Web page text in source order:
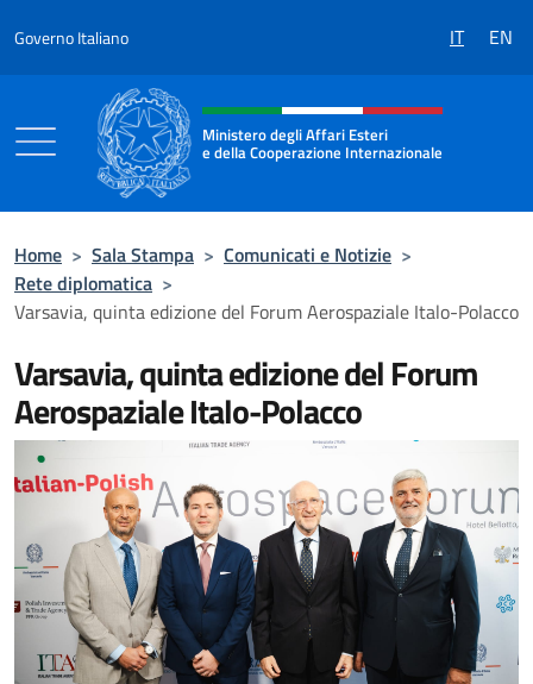
Governo Italiano IT EN
Intestazione sito, social e menù
Ministero degli Affari Esteri
e della Cooperazione Internazionale
Home > Sala Stampa > Comunicati e Notizie >
Rete diplomatica >
Varsavia, quinta edizione del Forum Aerospaziale Italo-Polacco
Varsavia, quinta edizione del Forum
Aerospaziale Italo-Polacco